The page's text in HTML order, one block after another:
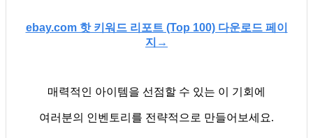
ebay.com 핫 키워드 리포트 (Top 100) 다운로드 페이
지→
매력적인 아이템을 선점할 수 있는 이 기회에
여러분의 인벤토리를 전략적으로 만들어보세요.